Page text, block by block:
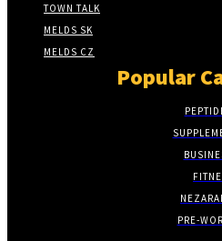
TOWN TALK
MELDS SK
MELDS CZ
Popular
PRE-